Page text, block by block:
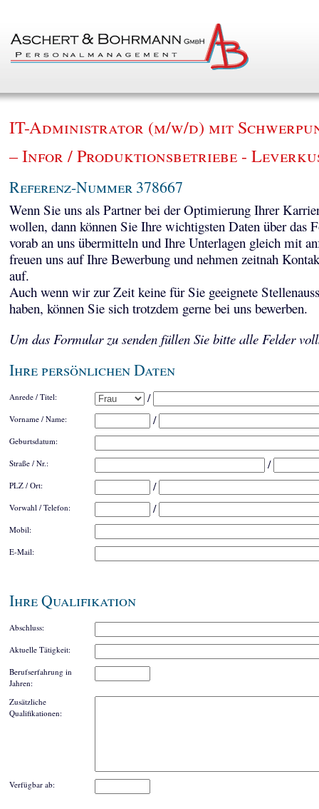
IT-Administrator (m/w/d) mit
– Infor / Produktionsbetriebe -
Referenz-Nummer 378667
Wenn Sie uns als Partner bei der Optimierung Ihrer
wollen, dann können Sie Ihre wichtigsten Daten über das
vorab an uns übermitteln und Ihre Unterlagen gleich mit
freuen uns auf Ihre Bewerbung und nehmen zeitnah
auf.
Auch wenn wir zur Zeit keine für Sie geeignete
haben, können Sie sich trotzdem gerne bei uns bewerben.
Um das Formular zu senden füllen Sie bitte alle Felder
Ihre persönlichen Daten
Anrede / Titel: /
Vorname / Name: /
Geburtsdatum:
Straße / Nr.: /
PLZ / Ort: /
Vorwahl / Telefon: /
Mobil:
E-Mail:
Ihre Qualifikation
Abschluss:
Aktuelle Tätigkeit:
Berufserfahrung in
Jahren:
Zusätzliche
Qualifikationen:
Verfügbar ab: